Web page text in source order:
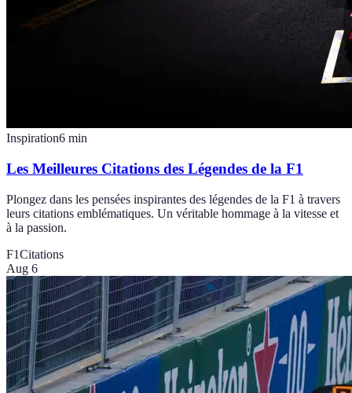
Inspiration6 min
Les Meilleures Citations des Légendes de la F1
Plongez dans les pensées inspirantes des légendes de la F1 à travers
leurs citations emblématiques. Un véritable hommage à la vitesse et
à la passion.
F1Citations
Aug 6